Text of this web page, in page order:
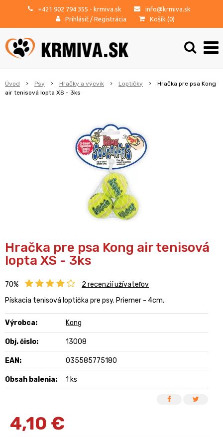
+421 902 794 355 - krmiva.sk
info@krmiva.sk
Prihlásiť / Registrácia Košík (0)
Úvod Psy Hračky a výcvik Loptičky
Hračka pre psa Kong
air tenisová lopta XS - 3ks
Hračka pre psa Kong air tenisová
lopta XS - 3ks
70% 2 recenzií užívateľov
Pískacia tenisová loptička pre psy. Priemer - 4cm.
Výrobca: Kong
Obj. čislo: 13008
EAN: 035585775180
Obsah balenia: 1 ks
4,10 €